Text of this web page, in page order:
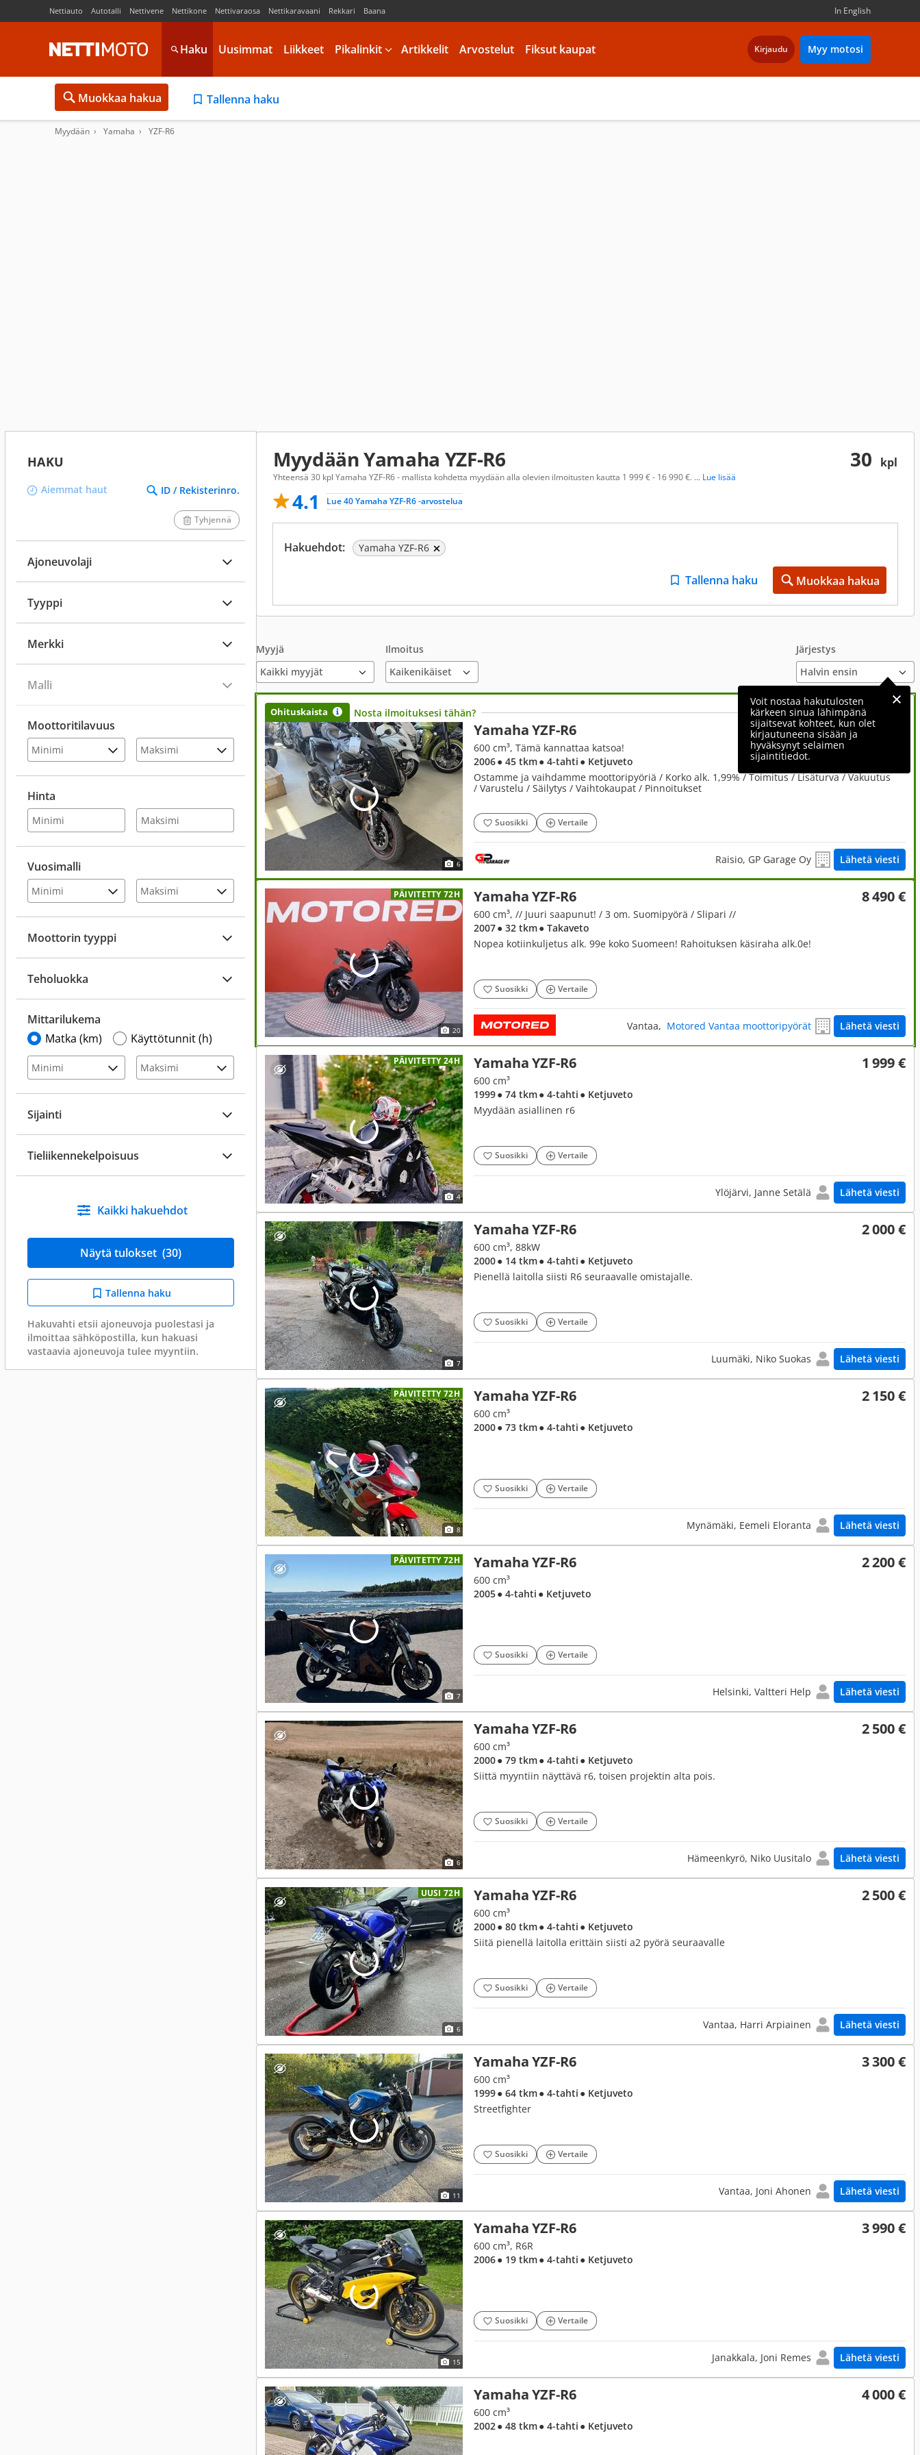
Nettiauto Autotalli Nettivene Nettikone Nettivaraosa Nettikaravaani Rekkari Baana In English
Haku Uusimmat Liikkeet Pikalinkit Artikkelit Arvostelut Fiksut kaupat Kirjaudu Myy motosi
Muokkaa hakua Tallenna haku
Myydään Yamaha YZF-R6
HAKU
Aiemmat haut ID / Rekisterinro.
Tyhjennä
Ajoneuvolaji
Tyyppi
Merkki
Malli
Moottoritilavuus
Hinta
Vuosimalli
Moottorin tyyppi
Teholuokka
Mittarilukema
Matka (km)
Käyttötunnit (h)
Sijainti
Tieliikennekelpoisuus
Kaikki hakuehdot
Näytä tulokset (30)
Tallenna haku
Hakuvahti etsii ajoneuvoja puolestasi ja
ilmoittaa sähköpostilla, kun hakuasi
vastaavia ajoneuvoja tulee myyntiin.
30 kpl
Myydään Yamaha YZF-R6
Yhteensä 30 kpl Yamaha YZF-R6 - mallista kohdetta myydään alla olevien ilmoitusten kautta 1 999 € - 16 990 €. ... Lue lisää
4.1 Lue 40 Yamaha YZF-R6 -arvostelua
Hakuehdot: Yamaha YZF-R6
Tallenna haku Muokkaa hakua
Myyjä
Kaikki myyjät
Ilmoitus Järjestys
Voit nostaa hakutulosten
kärkeen sinua lähimpänä
sijaitsevat kohteet, kun olet
kirjautuneena sisään ja
hyväksynyt selaimen
sijaintitiedot.
Ohituskaista Nosta ilmoituksesi tähän?
6
Yamaha YZF-R6 5 980 €
600 cm³, Tämä kannattaa katsoa!
2006● 45 tkm● 4-tahti ● Ketjuveto
Ostamme ja vaihdamme moottoripyöriä / Korko alk. 1,99% / Toimitus / Lisäturva / Vakuutus
/ Varustelu / Säilytys / Vaihtokaupat / Pinnoitukset
Suosikki Vertaile
Raisio, GP Garage Oy Lähetä viesti
PÄIVITETTY 72H
20
Yamaha YZF-R6 8 490 €
600 cm³, // Juuri saapunut! / 3 om. Suomipyörä / Slipari //
2007● 32 tkm● Takaveto
Nopea kotiinkuljetus alk. 99e koko Suomeen! Rahoituksen käsiraha alk.0e!
Suosikki Vertaile
Vantaa, Motored Vantaa moottoripyörät Lähetä viesti
PÄIVITETTY 24H
4
Yamaha YZF-R6 1 999 €
600 cm³
1999● 74 tkm● 4-tahti ● Ketjuveto
Myydään asiallinen r6
Suosikki Vertaile
Ylöjärvi, Janne Setälä Lähetä viesti
7
Yamaha YZF-R6 2 000 €
600 cm³, 88kW
2000● 14 tkm● 4-tahti ● Ketjuveto
Pienellä laitolla siisti R6 seuraavalle omistajalle.
Suosikki Vertaile
Luumäki, Niko Suokas Lähetä viesti
PÄIVITETTY 72H
8
Yamaha YZF-R6 2 150 €
600 cm³
2000● 73 tkm● 4-tahti ● Ketjuveto
Suosikki Vertaile
Mynämäki, Eemeli Eloranta Lähetä viesti
PÄIVITETTY 72H
7
Yamaha YZF-R6 2 200 €
600 cm³
2005● 4-tahti ● Ketjuveto
Suosikki Vertaile
Helsinki, Valtteri Help Lähetä viesti
6
Yamaha YZF-R6 2 500 €
600 cm³
2000● 79 tkm● 4-tahti ● Ketjuveto
Siittä myyntiin näyttävä r6, toisen projektin alta pois.
Suosikki Vertaile
Hämeenkyrö, Niko Uusitalo Lähetä viesti
UUSI 72H
6
Yamaha YZF-R6 2 500 €
600 cm³
2000● 80 tkm● 4-tahti ● Ketjuveto
Siitä pienellä laitolla erittäin siisti a2 pyörä seuraavalle
Suosikki Vertaile
Vantaa, Harri Arpiainen Lähetä viesti
11
Yamaha YZF-R6 3 300 €
600 cm³
1999● 64 tkm● 4-tahti ● Ketjuveto
Streetfighter
Suosikki Vertaile
Vantaa, Joni Ahonen Lähetä viesti
15
Yamaha YZF-R6 3 990 €
600 cm³, R6R
2006● 19 tkm● 4-tahti ● Ketjuveto
Suosikki Vertaile
Janakkala, Joni Remes Lähetä viesti
Yamaha YZF-R6 4 000 €
600 cm³
2002● 48 tkm● 4-tahti ● Ketjuveto